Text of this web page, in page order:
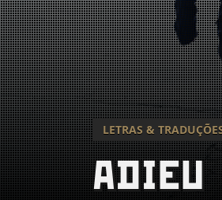
LETRAS &
ADIEU